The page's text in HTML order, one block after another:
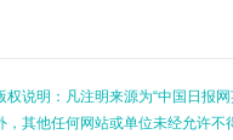
权说明：凡注明来源为“中国日报
，其他任何网站或单位未经允许